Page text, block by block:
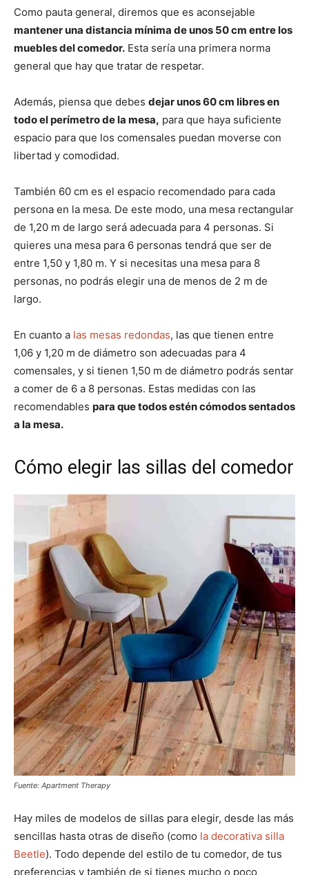
Como pauta general, diremos que es aconsejable
mantener una distancia mínima de unos 50 cm entre los
muebles del comedor. Esta sería una primera norma
general que hay que tratar de respetar.
Además, piensa que debes dejar unos 60 cm libres en
todo el perímetro de la mesa, para que haya suficiente
espacio para que los comensales puedan moverse con
libertad y comodidad.
También 60 cm es el espacio recomendado para cada
persona en la mesa. De este modo, una mesa rectangular
de 1,20 m de largo será adecuada para 4 personas. Si
quieres una mesa para 6 personas tendrá que ser de
entre 1,50 y 1,80 m. Y si necesitas una mesa para 8
personas, no podrás elegir una de menos de 2 m de
largo.
En cuanto a las mesas redondas, las que tienen entre
1,06 y 1,20 m de diámetro son adecuadas para 4
comensales, y si tienen 1,50 m de diámetro podrás sentar
a comer de 6 a 8 personas. Estas medidas con las
recomendables para que todos estén cómodos sentados
a la mesa.
Cómo elegir las sillas del comedor
Fuente: Apartment Therapy
Hay miles de modelos de sillas para elegir, desde las más
sencillas hasta otras de diseño (como la decorativa silla
Beetle). Todo depende del estilo de tu comedor, de tus
preferencias y también de si tienes mucho o poco